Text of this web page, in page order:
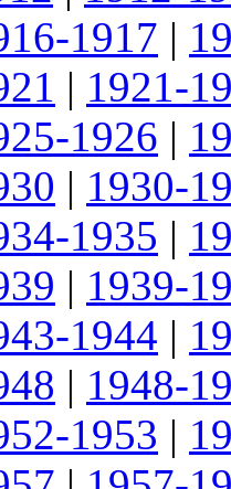
1917 |
| 1921-
1926 |
| 1930-
1935 |
| 1939-
1944 |
| 1948-
1953 |